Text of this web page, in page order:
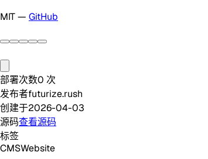
MIT — GitHub
部署次数0 次
发布者futurize.rush
创建于2026-04-03
源码查看源码
标签
CMSWebsite